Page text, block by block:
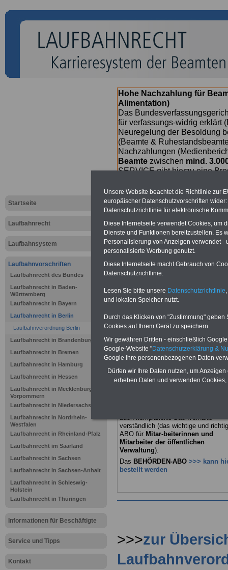
Startseite
Laufbahnrecht
Laufbahnsystem
Laufbahnvorschriften
Laufbahnrecht des Bundes
Laufbahnrecht in Baden-
Württemberg
Laufbahnrecht in Bayern
Laufbahnrecht in Berlin
Laufbahnverordnung Berlin
Laufbahnrecht in Brandenburg
Laufbahnrecht in Bremen
Laufbahnrecht in Hamburg
Laufbahnrecht in Hessen
Laufbahnrecht in Mecklenburg-
Vorpommern
Laufbahnrecht in Niedersachsen
Laufbahnrecht in Nordrhein-
Westfalen
Laufbahnrecht in Rheinland-Pfalz
Laufbahnrecht im Saarland
Laufbahnrecht in Sachsen
Laufbahnrecht in Sachsen-Anhalt
Laufbahnrecht in Schleswig-
Holstein
Laufbahnrecht in Thüringen
Informationen für Beschäftigte
Service und Tipps
Kontakt
Hohe Nachzahlung für
Alimentation)
Das
für verfassungs-widrig erklärt
Neuregelung der Besoldung
(Beamte &
Nachzahlungen
Beamte zwischen mind.
SERVICE gibt hierzu eine
wird - im II. Quartal.2026 >>>
Berlin:
allgemeiner
AVD): § 5
BEHÖRDEN-ABOmit drei
nur 22,50 Euro: Wissenswertesfür
Beamtinnen und Beamte,Be-
auch komplizierte Sachverhalte
verständlich (das wichtige und
ABO für Mitar-beiterinnen und
Mitarbeiter der öffentlichen
Verwaltung).
Das BEHÖRDEN-ABO >>> kann
bestellt werden
>>>zur
Unsere Website beachtet die Richtlinie zur
europäischer Datenschutzvorschriften
Datenschutzrichtlinie für elektronische
Diese Internetseite verwendet Cookies, um
Dienste und Funktionen bereitzustellen. Es
Personalisierung von Anzeigen verwendet
personalisierte Werbung genutzt.
Diese Internetseite macht Gebrauch von
Datenschutzrichtlinie.
Lesen Sie bitte unsere Datenschutzrichtlinie
und lokalen Speicher nutzt.
Durch das Klicken von "Zustimmung"
Cookies auf Ihrem Gerät zu speichern.
Wir gewähren Dritten - einschließlich
Google-Website "Datenschutzerklärung &
Google ihre personenbezogenen Daten
Dürfen wir Ihre Daten nutzen, um
erheben Daten und verwenden